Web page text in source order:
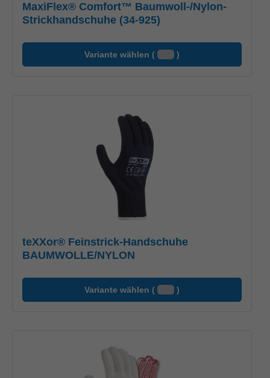
MaxiFlex® Comfort™ Baumwoll-/Nylon-
Strickhandschuhe (34-925)
Variante wählen ( )
teXXor® Feinstrick-Handschuhe
BAUMWOLLE/NYLON
Variante wählen ( )